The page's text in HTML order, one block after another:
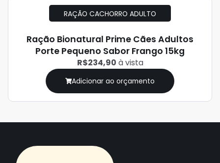
RAÇÃO CACHORRO ADULTO
Ração Bionatural Prime Cães Adultos
Porte Pequeno Sabor Frango 15kg
R$234,90 à vista
Adicionar ao orçamento